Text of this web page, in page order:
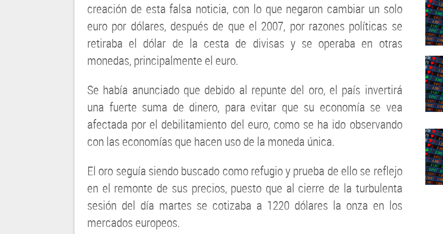
creación de esta falsa noticia, con lo que negaron cambiar un solo
euro por dólares, después de que el 2007, por razones políticas se
retiraba el dólar de la cesta de divisas y se operaba en otras
monedas, principalmente el euro.
Se había anunciado que debido al repunte del oro, el país invertirá
una fuerte suma de dinero, para evitar que su economía se vea
afectada por el debilitamiento del euro, como se ha ido observando
con las economías que hacen uso de la moneda única.
El oro seguía siendo buscado como refugio y prueba de ello se reflejo
en el remonte de sus precios, puesto que al cierre de la turbulenta
sesión del día martes se cotizaba a 1220 dólares la onza en los
mercados europeos.